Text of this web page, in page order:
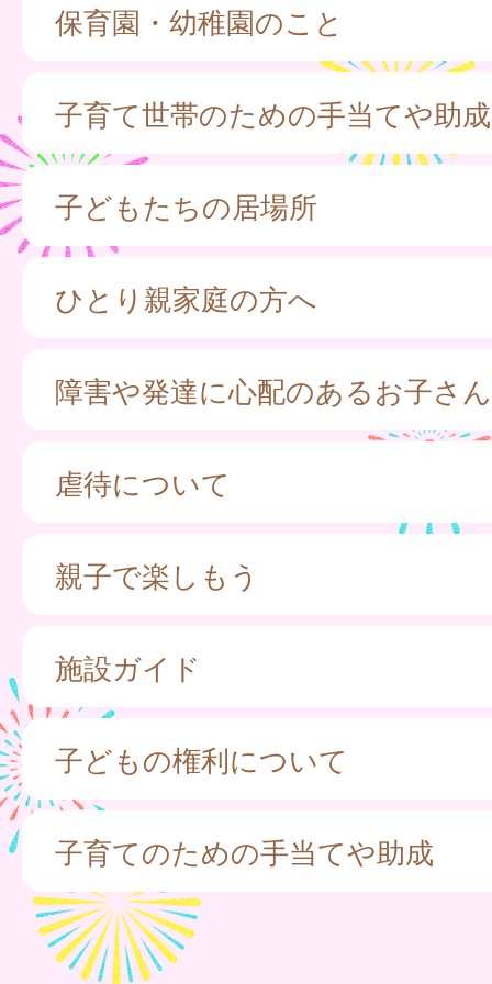
保育園・幼稚園のこと
子育て世帯のための手当てや助成
子どもたちの居場所
ひとり親家庭の方へ
障害や発達に心配のあるお子さ
虐待について
親子で楽しもう
施設ガイド
子どもの権利について
子育てのための手当てや助成